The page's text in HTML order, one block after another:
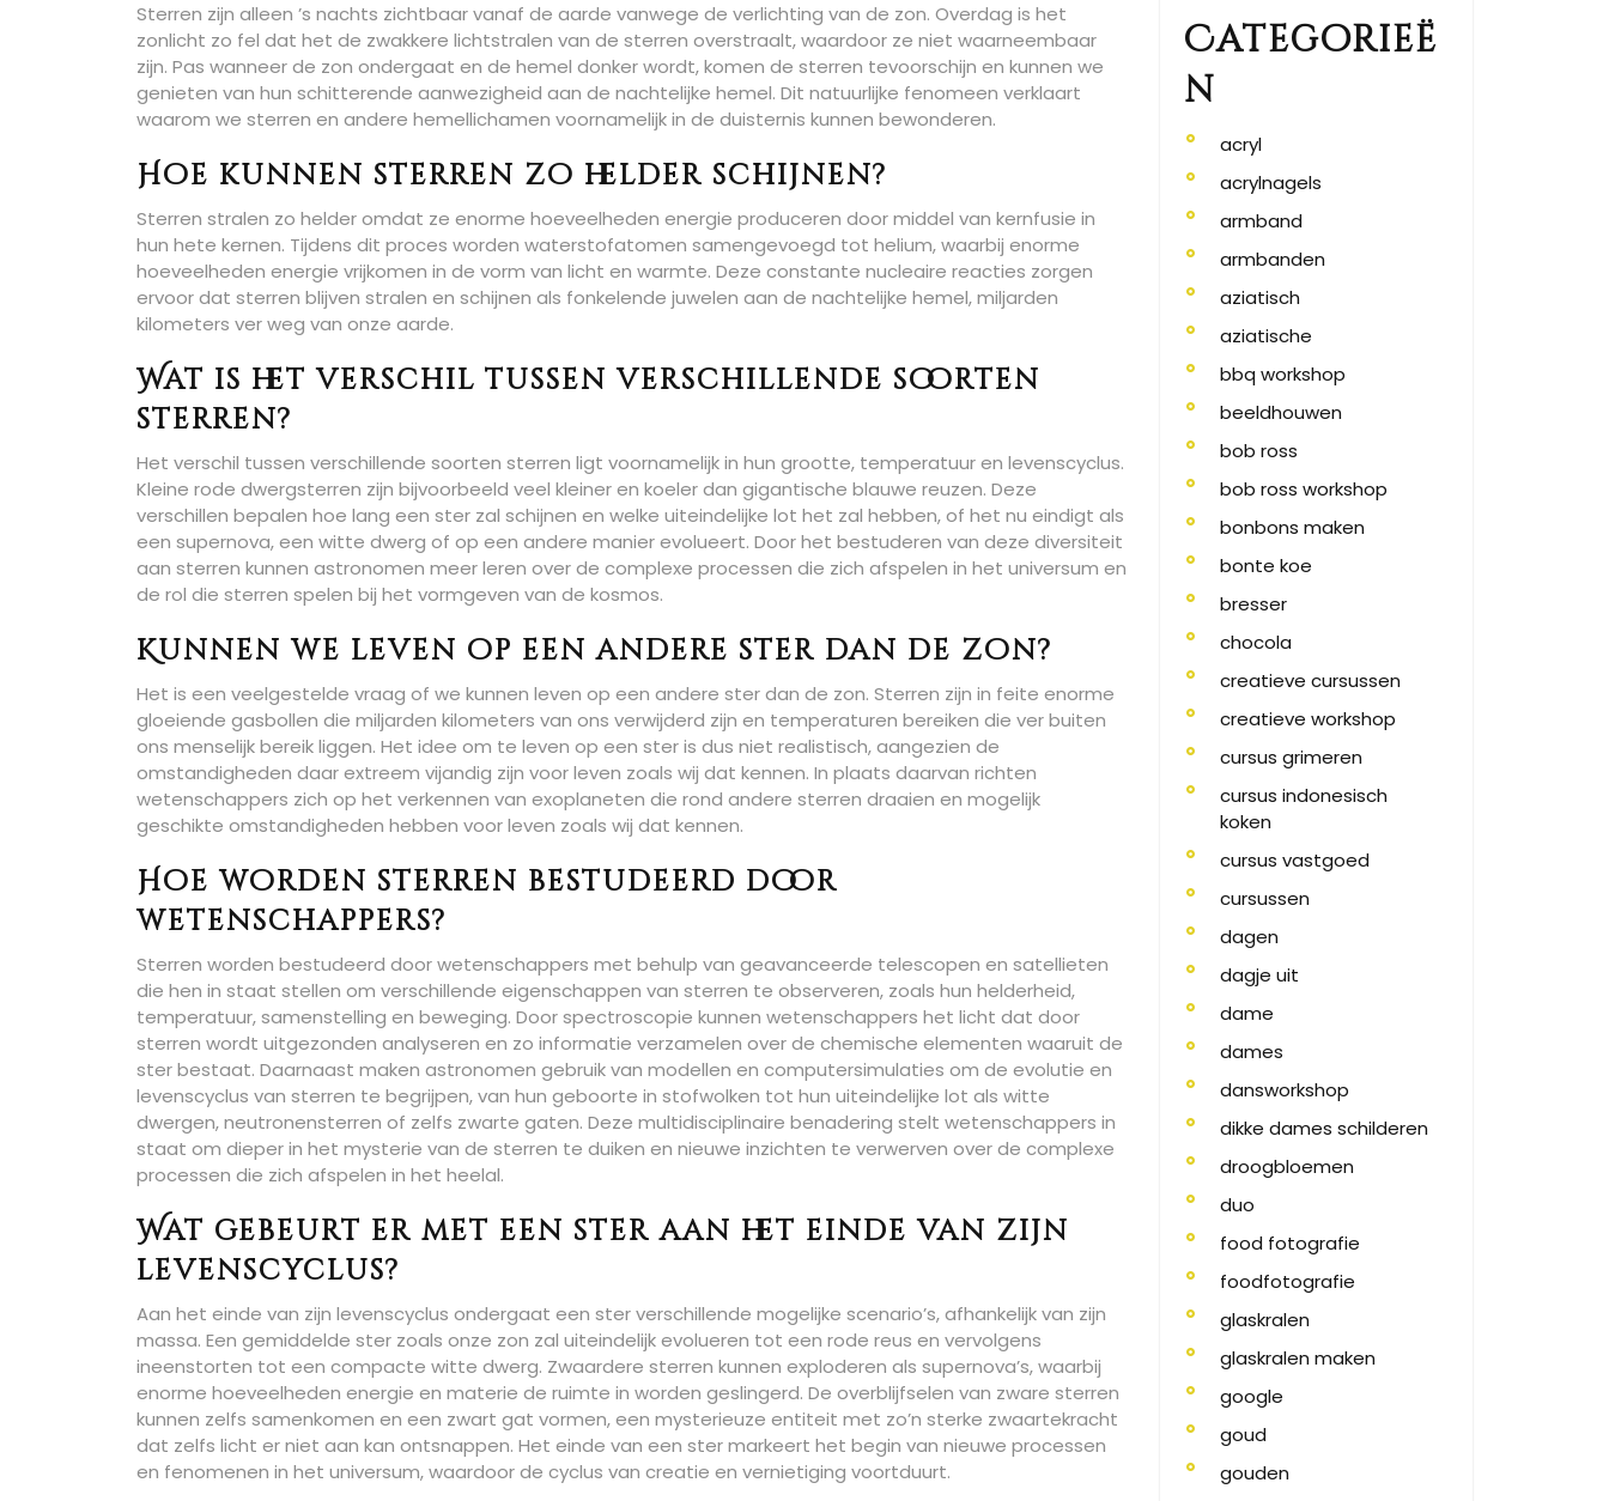
Sterren zijn alleen ’s nachts zichtbaar vanaf de aarde vanwege de verlichting van de zon. Overdag is het
zonlicht zo fel dat het de zwakkere lichtstralen van de sterren overstraalt, waardoor ze niet waarneembaar
zijn. Pas wanneer de zon ondergaat en de hemel donker wordt, komen de sterren tevoorschijn en kunnen we
genieten van hun schitterende aanwezigheid aan de nachtelijke hemel. Dit natuurlijke fenomeen verklaart
waarom we sterren en andere hemellichamen voornamelijk in de duisternis kunnen bewonderen.
Hoe kunnen sterren zo helder schijnen?
Sterren stralen zo helder omdat ze enorme hoeveelheden energie produceren door middel van kernfusie in
hun hete kernen. Tijdens dit proces worden waterstofatomen samengevoegd tot helium, waarbij enorme
hoeveelheden energie vrijkomen in de vorm van licht en warmte. Deze constante nucleaire reacties zorgen
ervoor dat sterren blijven stralen en schijnen als fonkelende juwelen aan de nachtelijke hemel, miljarden
kilometers ver weg van onze aarde.
Wat is het verschil tussen verschillende soorten
sterren?
Het verschil tussen verschillende soorten sterren ligt voornamelijk in hun grootte, temperatuur en levenscyclus.
Kleine rode dwergsterren zijn bijvoorbeeld veel kleiner en koeler dan gigantische blauwe reuzen. Deze
verschillen bepalen hoe lang een ster zal schijnen en welke uiteindelijke lot het zal hebben, of het nu eindigt als
een supernova, een witte dwerg of op een andere manier evolueert. Door het bestuderen van deze diversiteit
aan sterren kunnen astronomen meer leren over de complexe processen die zich afspelen in het universum en
de rol die sterren spelen bij het vormgeven van de kosmos.
Kunnen we leven op een andere ster dan de zon?
Het is een veelgestelde vraag of we kunnen leven op een andere ster dan de zon. Sterren zijn in feite enorme
gloeiende gasbollen die miljarden kilometers van ons verwijderd zijn en temperaturen bereiken die ver buiten
ons menselijk bereik liggen. Het idee om te leven op een ster is dus niet realistisch, aangezien de
omstandigheden daar extreem vijandig zijn voor leven zoals wij dat kennen. In plaats daarvan richten
wetenschappers zich op het verkennen van exoplaneten die rond andere sterren draaien en mogelijk
geschikte omstandigheden hebben voor leven zoals wij dat kennen.
Hoe worden sterren bestudeerd door
wetenschappers?
Sterren worden bestudeerd door wetenschappers met behulp van geavanceerde telescopen en satellieten
die hen in staat stellen om verschillende eigenschappen van sterren te observeren, zoals hun helderheid,
temperatuur, samenstelling en beweging. Door spectroscopie kunnen wetenschappers het licht dat door
sterren wordt uitgezonden analyseren en zo informatie verzamelen over de chemische elementen waaruit de
ster bestaat. Daarnaast maken astronomen gebruik van modellen en computersimulaties om de evolutie en
levenscyclus van sterren te begrijpen, van hun geboorte in stofwolken tot hun uiteindelijke lot als witte
dwergen, neutronensterren of zelfs zwarte gaten. Deze multidisciplinaire benadering stelt wetenschappers in
staat om dieper in het mysterie van de sterren te duiken en nieuwe inzichten te verwerven over de complexe
processen die zich afspelen in het heelal.
Wat gebeurt er met een ster aan het einde van zijn
levenscyclus?
Aan het einde van zijn levenscyclus ondergaat een ster verschillende mogelijke scenario’s, afhankelijk van zijn
massa. Een gemiddelde ster zoals onze zon zal uiteindelijk evolueren tot een rode reus en vervolgens
ineenstorten tot een compacte witte dwerg. Zwaardere sterren kunnen exploderen als supernova’s, waarbij
enorme hoeveelheden energie en materie de ruimte in worden geslingerd. De overblijfselen van zware sterren
kunnen zelfs samenkomen en een zwart gat vormen, een mysterieuze entiteit met zo’n sterke zwaartekracht
dat zelfs licht er niet aan kan ontsnappen. Het einde van een ster markeert het begin van nieuwe processen
en fenomenen in het universum, waardoor de cyclus van creatie en vernietiging voortduurt.
Categorieë
n
acryl
acrylnagels
armband
armbanden
aziatisch
aziatische
bbq workshop
beeldhouwen
bob ross
bob ross workshop
bonbons maken
bonte koe
bresser
chocola
creatieve cursussen
creatieve workshop
cursus grimeren
cursus indonesisch
koken
cursus vastgoed
cursussen
dagen
dagje uit
dame
dames
dansworkshop
dikke dames schilderen
droogbloemen
duo
food fotografie
foodfotografie
glaskralen
glaskralen maken
google
goud
gouden